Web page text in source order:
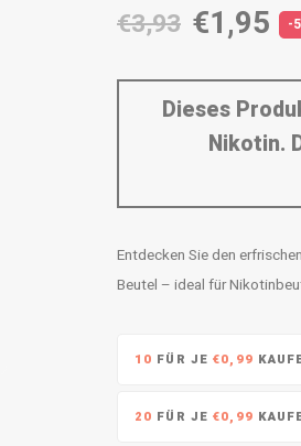
€3,93 €1,95 -
Dieses
Nikotin.
Entdecken Sie den
Beutel – ideal für
10 FÜR JE€0,99
20 FÜR JE€0,99